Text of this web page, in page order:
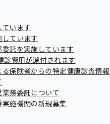
サ
ブ
メ
ー
サ
います
ています
託を実施しています
診費用が還付されます
保険者からの特定健康診査情報
務委託について
施機関の新規募集
成15年法律第57号）で
情報（*）を作成して当該
ときは、匿名加工情報に含
びその提供方法について公
支部（以下、宮城支部とい
情報を作成し、第三者へ提
法に基づき、個人が特定さ